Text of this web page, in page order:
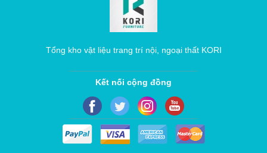
Tổng kho vật liệu trang trí nội, ngoại thất KORI
Kết nối cộng đồng